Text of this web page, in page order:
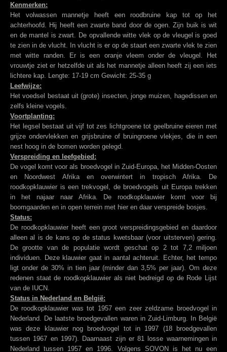
Kenmerken:
Het volwassen mannetje heeft een roodbruine kap tot op het
achterhoofd. Hij heeft een zwarte band door de ogen. Zijn buik is wit
en de mantel is zwart. De opvallende witte vlek op de vleugel is goed
te zien in de vlucht. In vlucht is er op de staart een zwarte vlek te zien
met witte randen. Er is een oranje vleem onder de vleugel. Het
vrouwtje ziet er hetzelfde uit als het mannetje alleen heeft zij een iets
lichtere kap. Lengte: 17-19 cm Gewicht: 25-35 g
Leefwijze:
Het voedsel bestaat uit (grote) insecten, jonge muizen, hagedissen en
zelfs kleine vogels.
Voortplanting:
Het legsel bestaat uit vijf tot zes lichtgroene tot geelbruine eieren met
grijze ondervlekken en grijsbruine of bruingroene vlekjes, die in een
nest hoog in de bomen worden gelegd.
Verspreiding en leefgebied:
De vogel komt voor als broedvogel in Zuid-Europa, het Midden-Oosten
en Noordwest Afrika en overwintert in tropisch Afrika. De
roodkopklauwier is een trekvogel, de broedvogels uit Europa trekken
in het najaar naar Afrika. De roodkopklauwier komt voor bij
boomgaarden en in open terrein met hier en daar verspreide bosjes.
Status:
De roodkopklauwier heeft een groot verspreidingsgebied en daardoor
alleen al is de kans op de status kwetsbaar (voor uitsterven) gering.
De grootte van de populatie wordt geschat op 2 tot 7,2 miljoen
individuen. Deze klauwier gaat in aantal achteruit. Echter, het tempo
ligt onder de 30% in tien jaar (minder dan 3,5% per jaar). Om deze
redenen staat de roodkopklauwier als niet bedreigd op de Rode Lijst
van de IUCN.
Status in Nederland en België:
De roodkopklauwier was tot 1957 een zeer zeldzame broedvogel in
Nederland. De laatste broedgevallen waren in Zuid-Limburg. In België
was deze klauwier nog broedvogel tot in 1997 (18 broedgevallen
tussen 1967 en 1997). Daarnaast zijn er 81 losse waarnemingen in
Nederland tussen 1957 en 1996. Volgens SOVON is het nu een